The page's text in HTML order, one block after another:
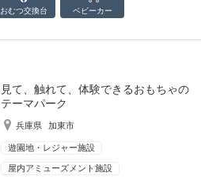
おむつ交換台 ベビーカー
見て、触れて、体験できるおもちゃの
テーマパーク
兵庫県 加東市
遊園地・レジャー施設
屋内アミューズメント施設